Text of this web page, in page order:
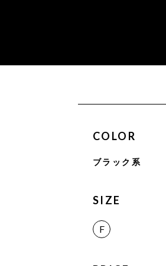
COLOR
ブラック系
SIZE
F